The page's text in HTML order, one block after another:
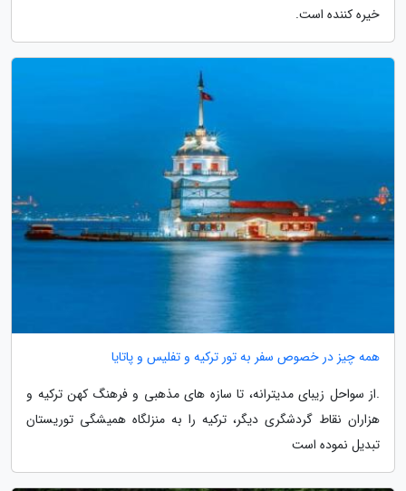
خیره کننده است.
همه چیز در خصوص سفر به تور ترکیه و تفلیس و پاتایا
.از سواحل زیبای مدیترانه، تا سازه های مذهبی و فرهنگ کهن ترکیه و
هزاران نقاط گردشگری دیگر، ترکیه را به منزلگاه همیشگی توریستان
تبدیل نموده است